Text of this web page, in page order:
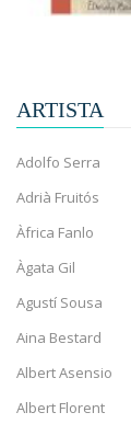
ARTISTA
Adolfo Serra
Adrià Fruitós
Àfrica Fanlo
Àgata Gil
Agustí Sousa
Aina Bestard
Albert Asensio
Albert Florent